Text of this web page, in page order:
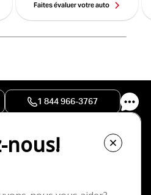
Faites évaluer votre auto
1 844 966-3767